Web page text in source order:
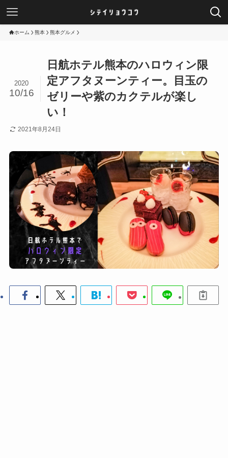
ホーム 熊本 熊本グルメ
日航ホテル熊本のハロウィン限
定アフタヌーンティー。目玉の
ゼリーや紫のカクテルが楽し
い！
2020
10/16
2021年8月24日